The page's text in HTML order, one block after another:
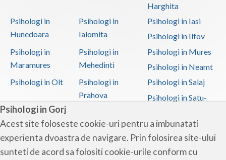
Psihologi in Gorj
Acest site foloseste cookie-uri pentru a imbunatati
experienta dvoastra de navigare. Prin folosirea site-ului
sunteti de acord sa folositi cookie-urile conform cu
Harghita
Psihologi in
Hunedoara
Psihologi in
Ialomita
Psihologi in Iasi
Psihologi in Ilfov
Psihologi in
Maramures
Psihologi in
Mehedinti
Psihologi in Mures
Psihologi in Neamt
Psihologi in Olt
Psihologi in
Prahova
Psihologi in Salaj
Psihologi in Satu-
Psihologi in Sibiu
Psihologi in
Suceava
Psihologi in
Teleorman
Psihologi in Timis
Psihologi in Tulcea Psihologi in Valcea